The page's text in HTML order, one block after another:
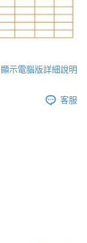
顯示電腦版詳細說明
客服